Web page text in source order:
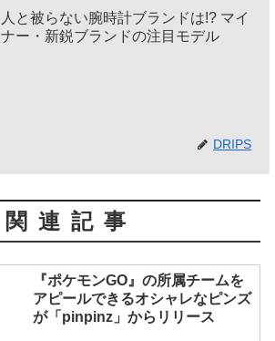
人と被らない腕時計ブランドは!? マイ
ナー・新鋭ブランドの注目モデル
DRIPS
関連記事
『ポケモンGO』の所属チームを
アピールできるオシャレなピンズ
が「pinpinz」からリリース